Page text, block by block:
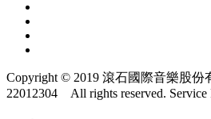
Copyright © 2019 滾石國際音樂股
22012304 All rights reserved.